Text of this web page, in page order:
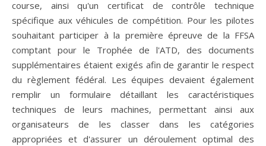
course, ainsi qu'un certificat de contrôle technique
spécifique aux véhicules de compétition. Pour les pilotes
souhaitant participer à la première épreuve de la FFSA
comptant pour le Trophée de l'ATD, des documents
supplémentaires étaient exigés afin de garantir le respect
du règlement fédéral. Les équipes devaient également
remplir un formulaire détaillant les caractéristiques
techniques de leurs machines, permettant ainsi aux
organisateurs de les classer dans les catégories
appropriées et d'assurer un déroulement optimal des